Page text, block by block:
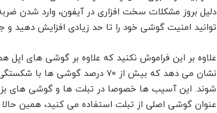
دلیل بروز مشکلات سخت افزاری در آیفون، وارد شدن
توانید امنیت گوشی خود را تا حد زیادی افزایش دهید و
علاوه بر این فراموش نکنید که علاوه بر گوشی های
نشان می دهد که بیش از 70 درصد
شوند. این آسیب ها خصوصا در تبلت ها و گوشی های
عنوان گوشی اصلی از تبلت استفاده می کنید، همین